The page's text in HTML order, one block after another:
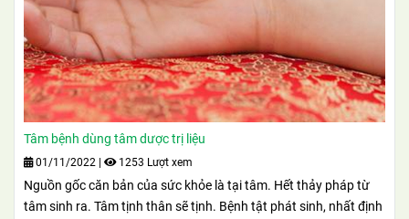
Tâm bệnh dùng tâm dược trị liệu
01/11/2022 1253 Lượt xem
Nguồn gốc căn bản của sức khỏe là tại tâm. Hết thảy pháp từ
tâm sinh ra. Tâm tịnh thân sẽ tịnh. Bệnh tật phát sinh, nhất định